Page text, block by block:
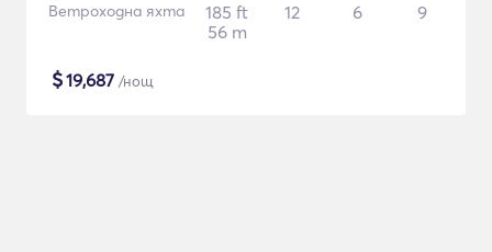
Ветроходна яхта
185 ft
56 m
12 6 9
$19,687 /нощ